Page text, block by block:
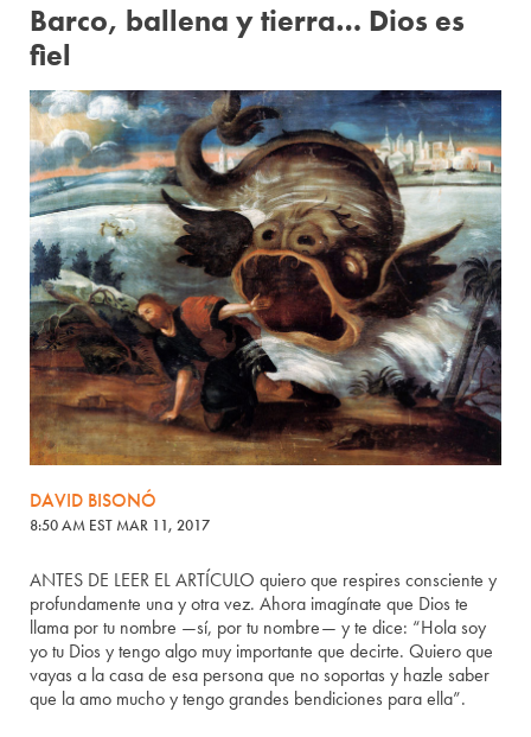
Barco, ballena y tierra… Dios es
fiel
DAVID BISONÓ
8:50 AM EST MAR 11, 2017
ANTES DE LEER EL ARTÍCULO quiero que respires consciente y
profundamente una y otra vez. Ahora imagínate que Dios te
llama por tu nombre —sí, por tu nombre— y te dice: “Hola soy
yo tu Dios y tengo algo muy importante que decirte. Quiero que
vayas a la casa de esa persona que no soportas y hazle saber
que la amo mucho y tengo grandes bendiciones para ella”.